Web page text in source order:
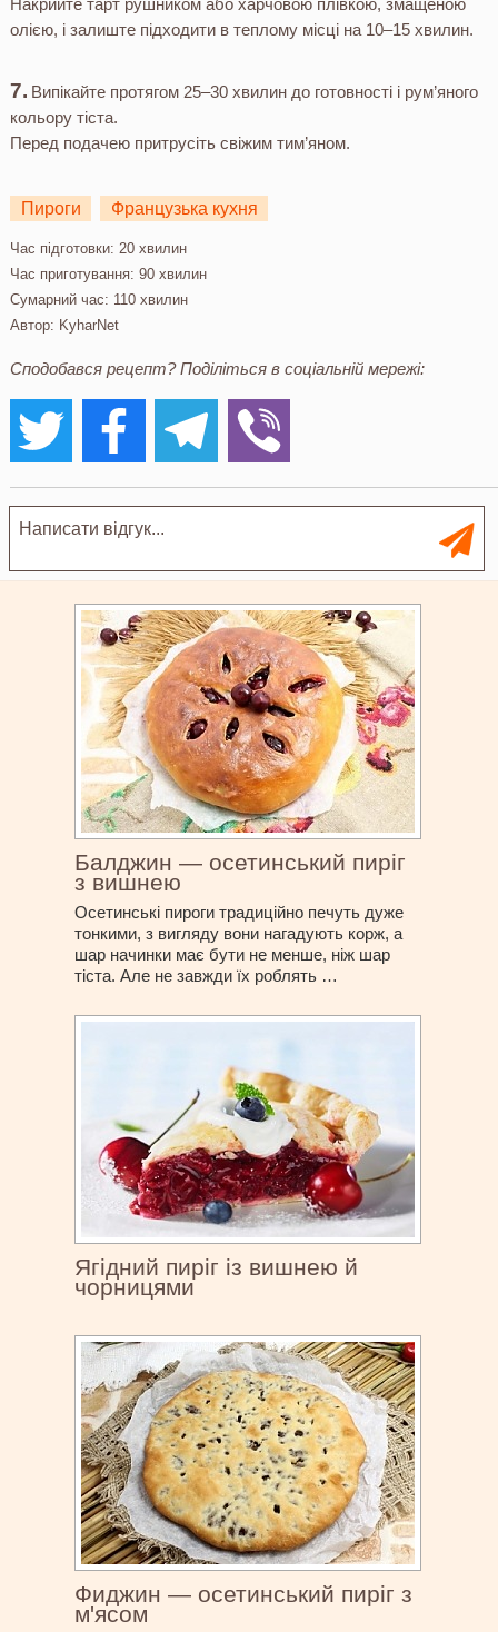
Накрийте тарт рушником або харчовою плівкою, змащеною
олією, і залиште підходити в теплому місці на 10–15 хвилин.
Випікайте протягом 25–30 хвилин до готовності і рум’яного
кольору тіста.
Перед подачею притрусіть свіжим тим’яном.
Пироги Французька кухня
Час підготовки: 20 хвилин
Час приготування: 90 хвилин
Сумарний час: 110 хвилин
Автор: KyharNet
Сподобався рецепт? Поділіться в соціальній мережі:
Балджин — осетинський пиріг
з вишнею
Осетинські пироги традиційно печуть дуже
тонкими, з вигляду вони нагадують корж, а
шар начинки має бути не менше, ніж шар
тіста. Але не завжди їх роблять …
Ягідний пиріг із вишнею й
чорницями
Фиджин — осетинський пиріг з
м'ясом